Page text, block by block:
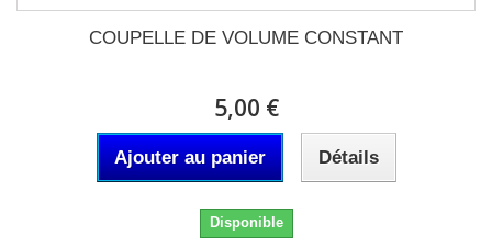
COUPELLE DE VOLUME CONSTANT
5,00 €
Ajouter au panier Détails
Disponible